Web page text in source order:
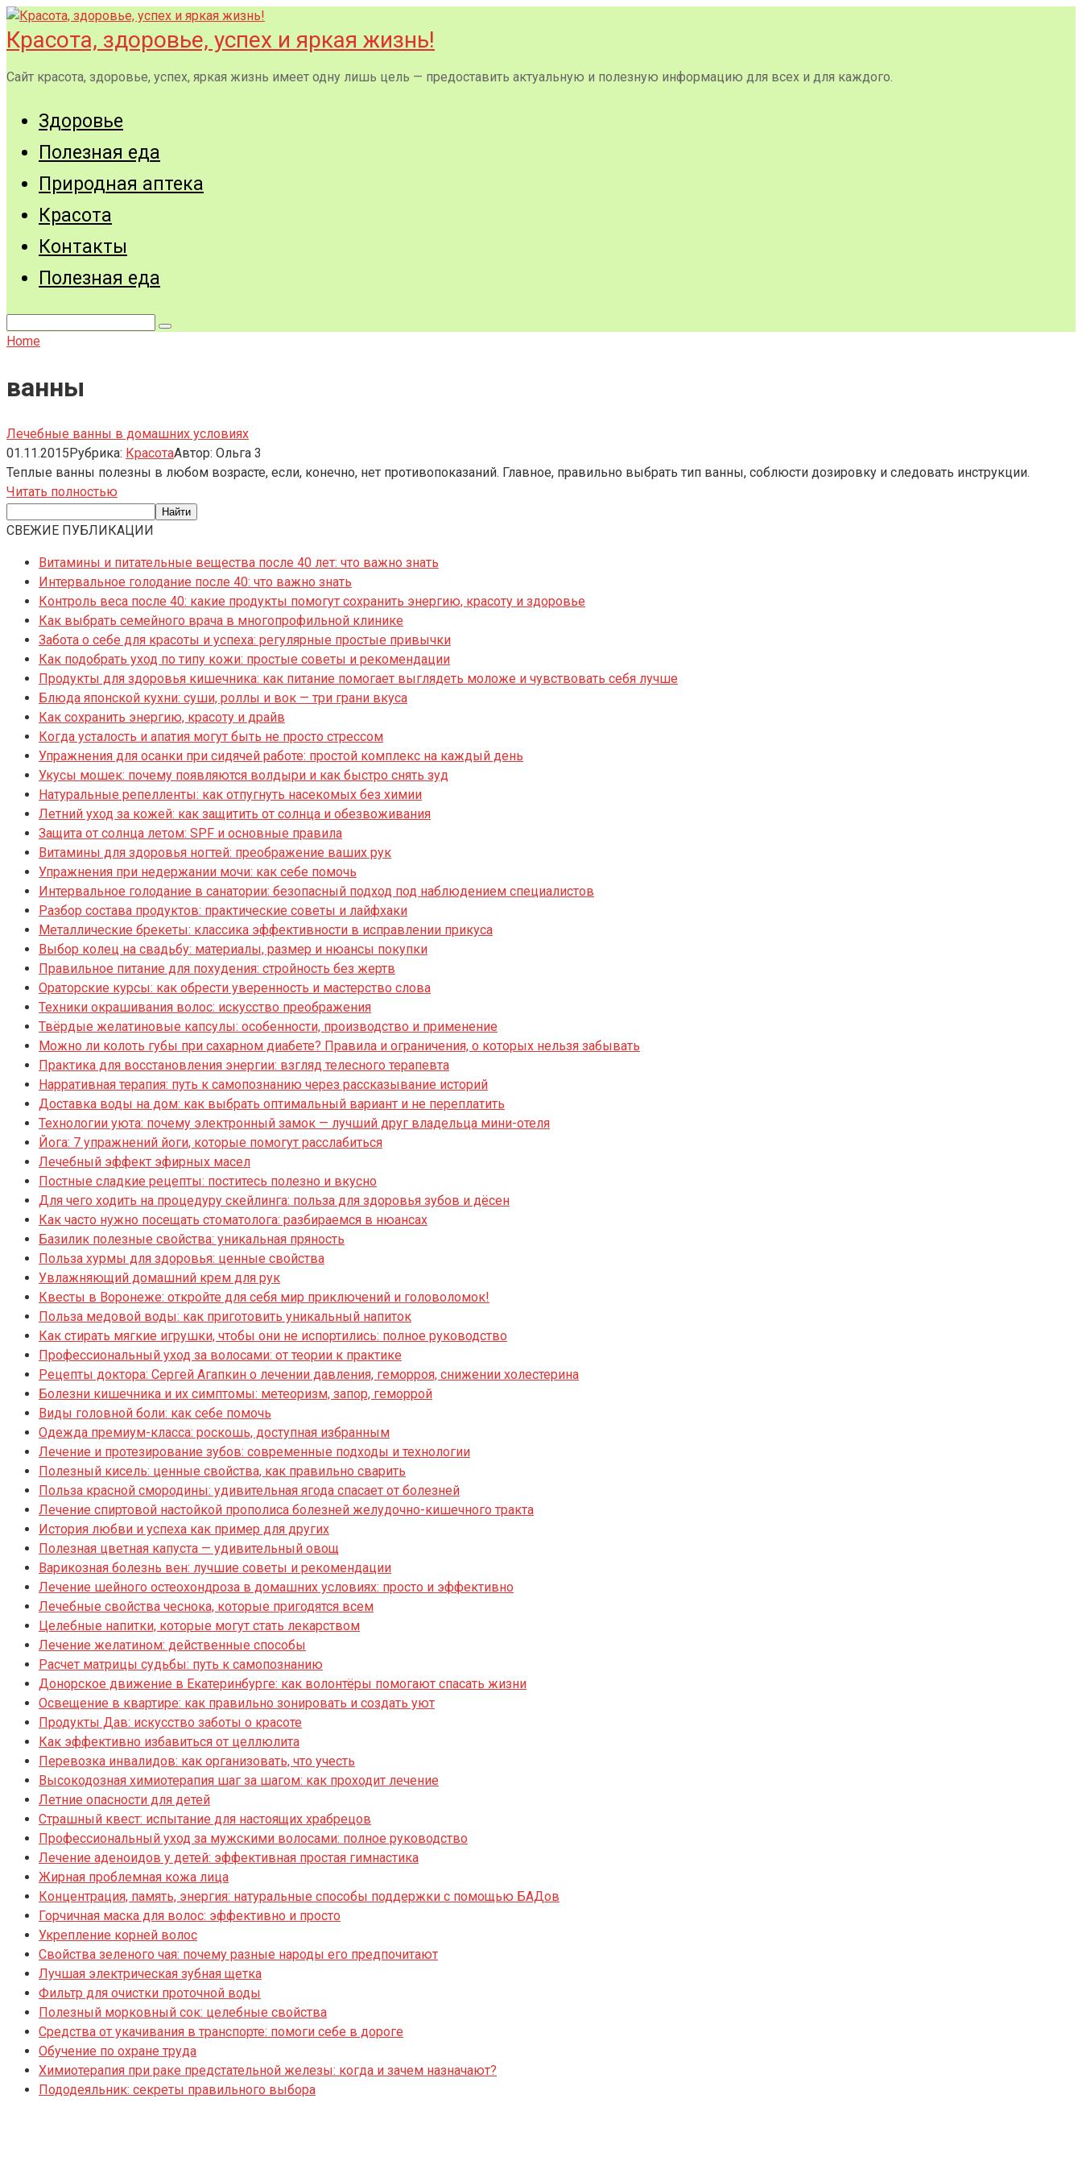
Перейти
к
контенту
Красота, здоровье, успех и яркая жизнь!
Сайт красота, здоровье, успех, яркая жизнь имеет одну лишь цель — предоставить актуальную и полезную информацию для всех и для каждого.
Здоровье
Полезная еда
Природная аптека
Красота
Контакты
Полезная еда
Home
ванны
Лечебные ванны в домашних условиях
01.11.2015Рубрика: КрасотаАвтор: Ольга 3
Теплые ванны полезны в любом возрасте, если, конечно, нет противопоказаний. Главное, правильно выбрать тип ванны, соблюсти дозировку и следовать инструкции.
Читать полностью
СВЕЖИЕ ПУБЛИКАЦИИ
Витамины и питательные вещества после 40 лет: что важно знать
Интервальное голодание после 40: что важно знать
Контроль веса после 40: какие продукты помогут сохранить энергию, красоту и здоровье
Как выбрать семейного врача в многопрофильной клинике
Забота о себе для красоты и успеха: регулярные простые привычки
Как подобрать уход по типу кожи: простые советы и рекомендации
Продукты для здоровья кишечника: как питание помогает выглядеть моложе и чувствовать себя лучше
Блюда японской кухни: суши, роллы и вок — три грани вкуса
Как сохранить энергию, красоту и драйв
Когда усталость и апатия могут быть не просто стрессом
Упражнения для осанки при сидячей работе: простой комплекс на каждый день
Укусы мошек: почему появляются волдыри и как быстро снять зуд
Натуральные репелленты: как отпугнуть насекомых без химии
Летний уход за кожей: как защитить от солнца и обезвоживания
Защита от солнца летом: SPF и основные правила
Витамины для здоровья ногтей: преображение ваших рук
Упражнения при недержании мочи: как себе помочь
Интервальное голодание в санатории: безопасный подход под наблюдением специалистов
Разбор состава продуктов: практические советы и лайфхаки
Металлические брекеты: классика эффективности в исправлении прикуса
Выбор колец на свадьбу: материалы, размер и нюансы покупки
Правильное питание для похудения: стройность без жертв
Ораторские курсы: как обрести уверенность и мастерство слова
Техники окрашивания волос: искусство преображения
Твёрдые желатиновые капсулы: особенности, производство и применение
Можно ли колоть губы при сахарном диабете? Правила и ограничения, о которых нельзя забывать
Практика для восстановления энергии: взгляд телесного терапевта
Нарративная терапия: путь к самопознанию через рассказывание историй
Доставка воды на дом: как выбрать оптимальный вариант и не переплатить
Технологии уюта: почему электронный замок — лучший друг владельца мини-отеля
Йога: 7 упражнений йоги, которые помогут расслабиться
Лечебный эффект эфирных масел
Постные сладкие рецепты: поститесь полезно и вкусно
Для чего ходить на процедуру скейлинга: польза для здоровья зубов и дёсен
Как часто нужно посещать стоматолога: разбираемся в нюансах
Базилик полезные свойства: уникальная пряность
Польза хурмы для здоровья: ценные свойства
Увлажняющий домашний крем для рук
Квесты в Воронеже: откройте для себя мир приключений и головоломок!
Польза медовой воды: как приготовить уникальный напиток
Как стирать мягкие игрушки, чтобы они не испортились: полное руководство
Профессиональный уход за волосами: от теории к практике
Рецепты доктора: Сергей Агапкин о лечении давления, геморроя, снижении холестерина
Болезни кишечника и их симптомы: метеоризм, запор, геморрой
Виды головной боли: как себе помочь
Одежда премиум-класса: роскошь, доступная избранным
Лечение и протезирование зубов: современные подходы и технологии
Полезный кисель: ценные свойства, как правильно сварить
Польза красной смородины: удивительная ягода спасает от болезней
Лечение спиртовой настойкой прополиса болезней желудочно-кишечного тракта
История любви и успеха как пример для других
Полезная цветная капуста — удивительный овощ
Варикозная болезнь вен: лучшие советы и рекомендации
Лечение шейного остеохондроза в домашних условиях: просто и эффективно
Лечебные свойства чеснока, которые пригодятся всем
Целебные напитки, которые могут стать лекарством
Лечение желатином: действенные способы
Расчет матрицы судьбы: путь к самопознанию
Донорское движение в Екатеринбурге: как волонтёры помогают спасать жизни
Освещение в квартире: как правильно зонировать и создать уют
Продукты Дав: искусство заботы о красоте
Как эффективно избавиться от целлюлита
Перевозка инвалидов: как организовать, что учесть
Высокодозная химиотерапия шаг за шагом: как проходит лечение
Летние опасности для детей
Страшный квест: испытание для настоящих храбрецов
Профессиональный уход за мужскими волосами: полное руководство
Лечение аденоидов у детей: эффективная простая гимнастика
Жирная проблемная кожа лица
Концентрация, память, энергия: натуральные способы поддержки с помощью БАДов
Горчичная маска для волос: эффективно и просто
Укрепление корней волос
Свойства зеленого чая: почему разные народы его предпочитают
Лучшая электрическая зубная щетка
Фильтр для очистки проточной воды
Полезный морковный сок: целебные свойства
Средства от укачивания в транспорте: помоги себе в дороге
Обучение по охране труда
Химиотерапия при раке предстательной железы: когда и зачем назначают?
Пододеяльник: секреты правильного выбора